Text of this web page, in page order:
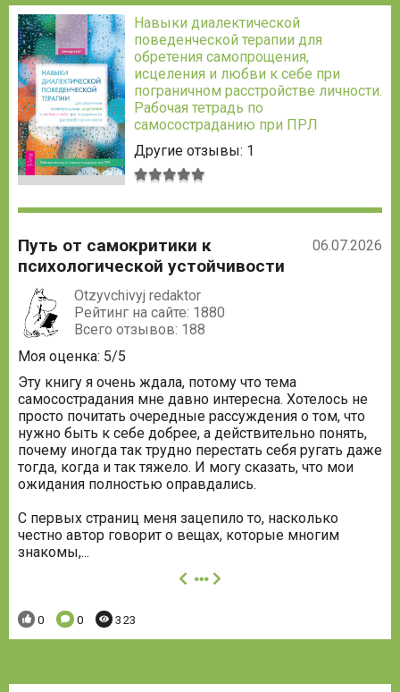
Навыки диалектической
поведенческой терапии для
обретения самопрощения,
исцеления и любви к себе при
пограничном расстройстве личности.
Рабочая тетрадь по
самосостраданию при ПРЛ
Другие отзывы: 1
5
5
Путь от самокритики к
психологической устойчивости
06.07.2026
Otzyvchivyj redaktor
Рейтинг на сайте: 1880
Всего отзывов: 188
Моя оценка: 5/5
Эту книгу я очень ждала, потому что тема
самосострадания мне давно интересна. Хотелось не
просто почитать очередные рассуждения о том, что
нужно быть к себе добрее, а действительно понять,
почему иногда так трудно перестать себя ругать даже
тогда, когда и так тяжело. И могу сказать, что мои
ожидания полностью оправдались.
С первых страниц меня зацепило то, насколько
честно автор говорит о вещах, которые многим
знакомы,...
далее
Понравилось:
0 Комментариев:
0 Просмотров:
323